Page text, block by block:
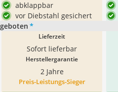
abklappbar
vor Diebstahl gesichert
*
Lieferzeit
Sofort lieferbar
Herstellergarantie
2 Jahre
Preis-Leistungs-Sieger